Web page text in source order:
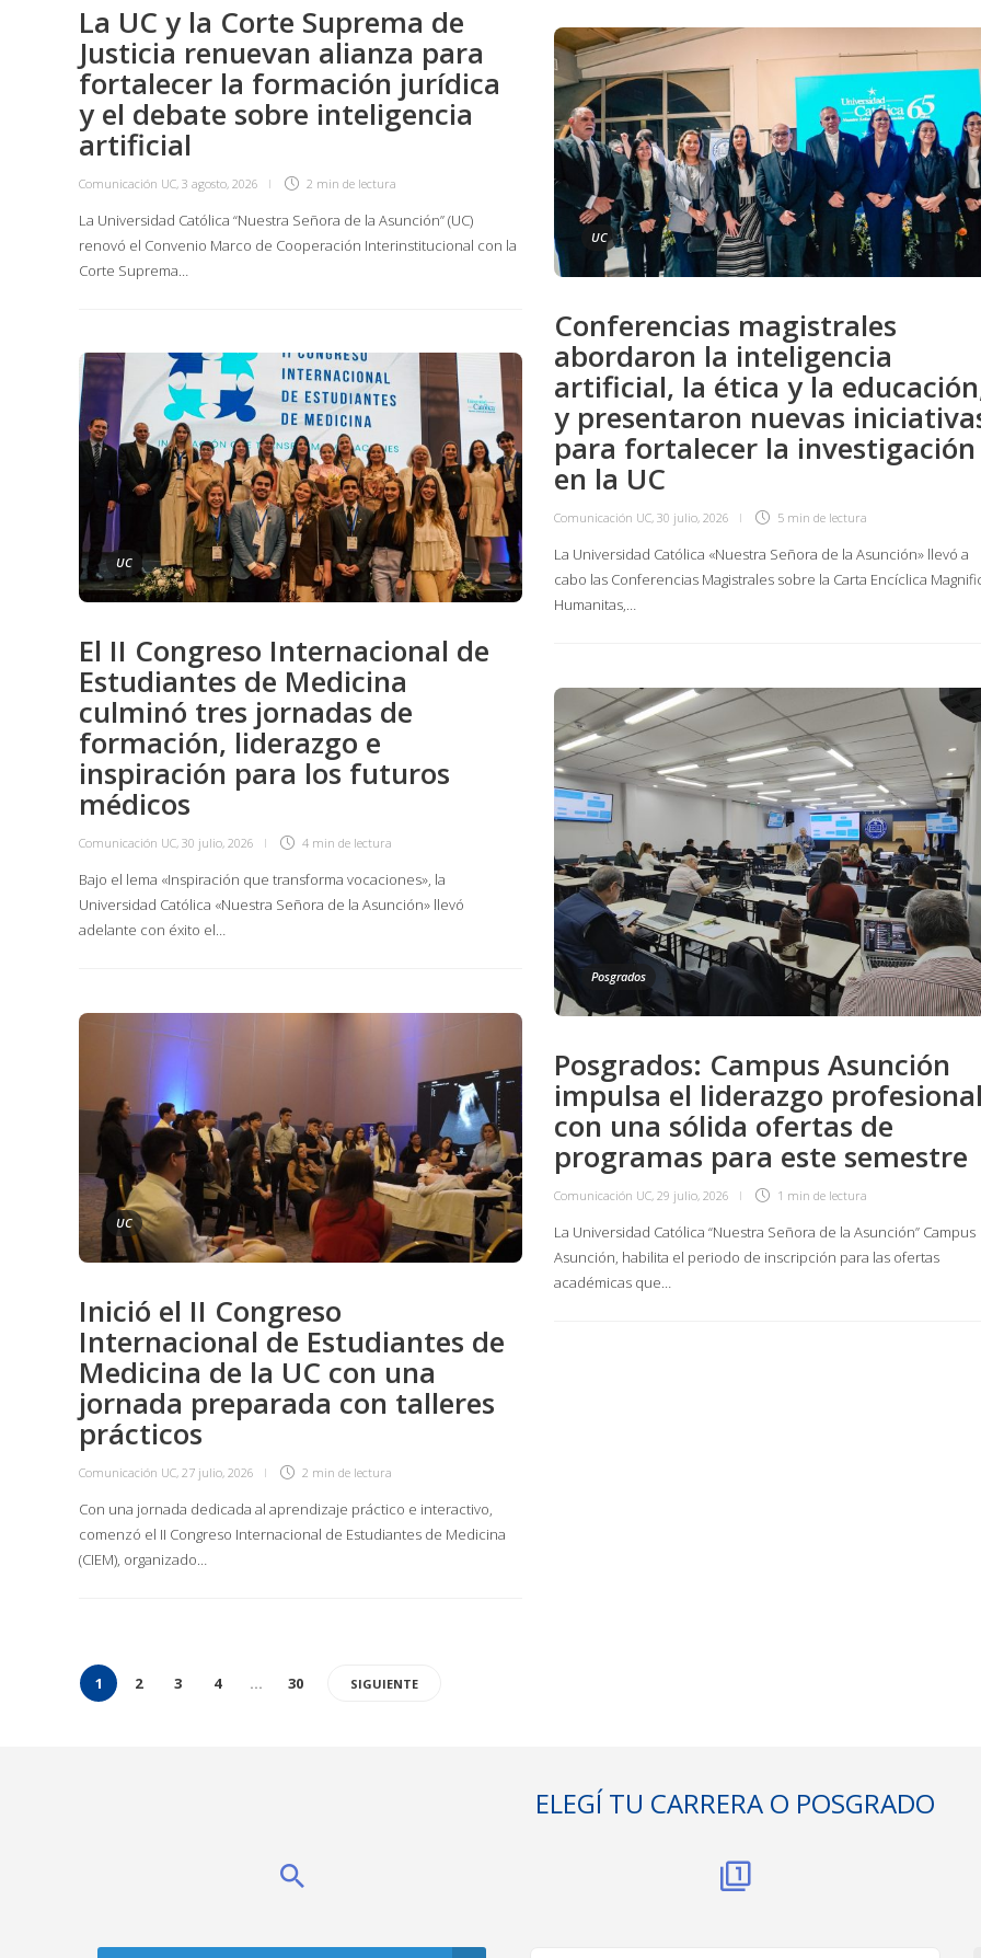
La UC y la Corte Suprema de
Justicia renuevan alianza para
fortalecer la formación jurídica
y el debate sobre inteligencia
artificial
Comunicación UC, 3 agosto, 2026 2 min de lectura
La Universidad Católica “Nuestra Señora de la Asunción” (UC)
renovó el Convenio Marco de Cooperación Interinstitucional con la
Corte Suprema…
UC
Conferencias magistrales
abordaron la inteligencia
artificial, la ética y la
y presentaron nuevas
para fortalecer la investigación
en la UC
Comunicación UC, 30 julio, 2026 5 min de lectura
La Universidad Católica «Nuestra Señora de la Asunción» llevó a
cabo las Conferencias Magistrales sobre la Carta Encíclica
Humanitas,…
UC
El II Congreso Internacional de
Estudiantes de Medicina
culminó tres jornadas de
formación, liderazgo e
inspiración para los futuros
médicos
Comunicación UC, 30 julio, 2026 4 min de lectura
Bajo el lema «Inspiración que transforma vocaciones», la
Universidad Católica «Nuestra Señora de la Asunción» llevó
adelante con éxito el…
Posgrados
Posgrados: Campus Asunción
impulsa el liderazgo
con una sólida ofertas de
programas para este semestre
Comunicación UC, 29 julio, 2026 1 min de lectura
La Universidad Católica “Nuestra Señora de la Asunción” Campus
Asunción, habilita el periodo de inscripción para las ofertas
académicas que…
UC
Inició el II Congreso
Internacional de Estudiantes de
Medicina de la UC con una
jornada preparada con talleres
prácticos
Comunicación UC, 27 julio, 2026 2 min de lectura
Con una jornada dedicada al aprendizaje práctico e interactivo,
comenzó el II Congreso Internacional de Estudiantes de Medicina
(CIEM), organizado…
1 2 3 4 … 30 SIGUIENTE
ELEGÍ TU CARRERA O POSGRADO